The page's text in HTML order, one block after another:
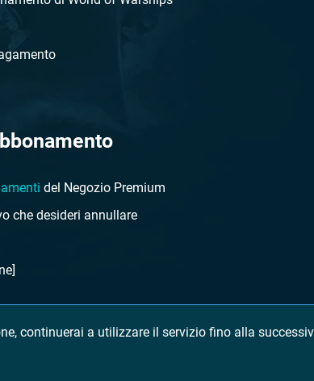
del Negozio Premium
che desideri annullare
continuerai a utilizzare il servizio fino alla